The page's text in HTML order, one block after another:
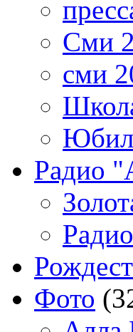
Сми
сми
Радио
Фото